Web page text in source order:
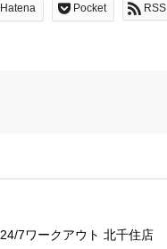
Hatena Pocket RSS
24/7ワークアウト 北千住店